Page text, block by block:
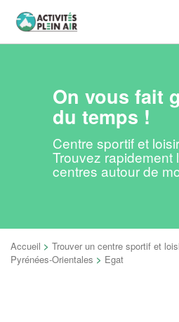
On vous fait
du temps !
Centre sportif et
Trouvez rapidement
centres autour de
Accueil > Trouver un centre sportif et
Pyrénées-Orientales > Egat